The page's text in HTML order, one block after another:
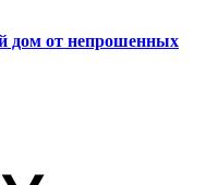
дом от непрошенных